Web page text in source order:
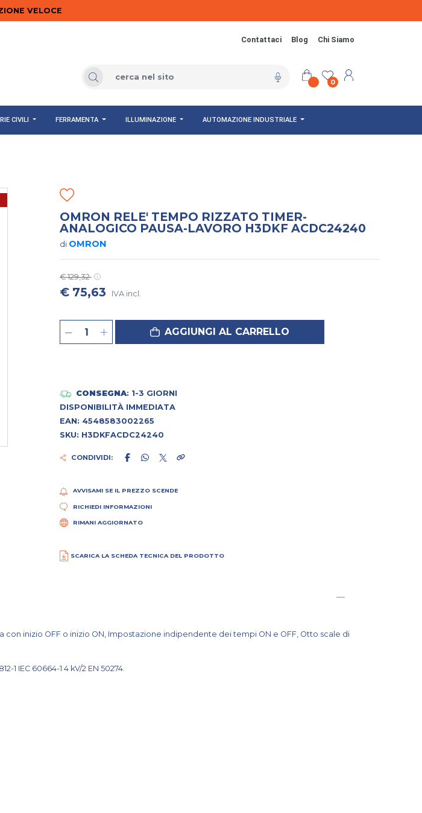
VELOCE
Contattaci Blog Chi Siamo
0
CIVILI FERRAMENTA ILLUMINAZIONE AUTOMAZIONE INDUSTRIALE
OMRON RELE' TEMPO RIZZATO TIMER-
ANALOGICO PAUSA-LAVORO H3DKF ACDC24240
di OMRON
€ 129,32
€ 75,63 IVA incl.
AGGIUNGI AL CARRELLO
CONSEGNA: 1-3 GIORNI
DISPONIBILITÀ IMMEDIATA
EAN: 4548583002265
SKU: H3DKFACDC24240
CONDIVIDI:
AVVISAMI SE IL PREZZO SCENDE
RICHIEDI INFORMAZIONI
RIMANI AGGIORNATO
SCARICA LA SCHEDA TECNICA DEL PRODOTTO
inizio OFF o inizio ON, Impostazione indipendente dei tempi ON e OFF, Otto scale di
1 IEC 60664-1 4 kV/2 EN 50274.